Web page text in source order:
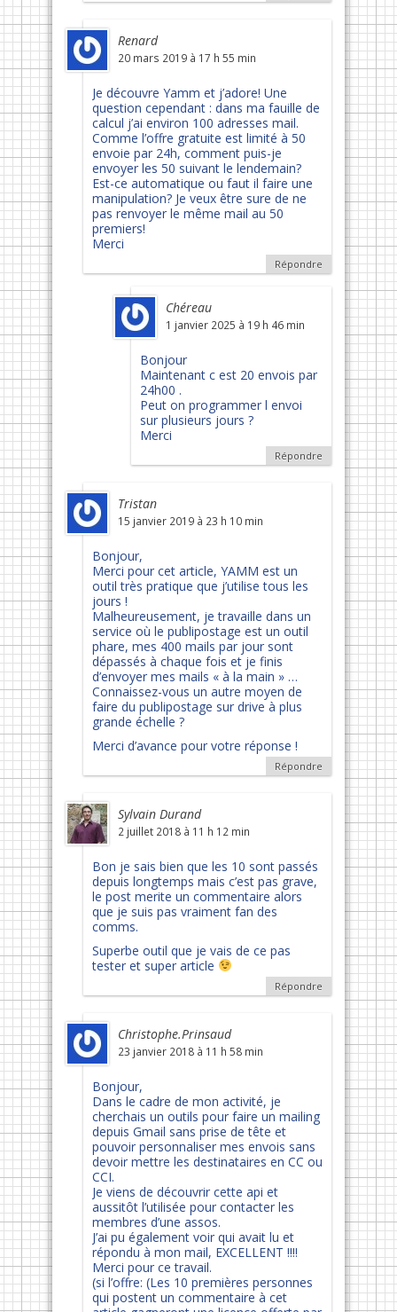
Renard
20 mars 2019 à 17 h 55 min
Je découvre Yamm et j’adore! Une
question cependant : dans ma fauille de
calcul j’ai environ 100 adresses mail.
Comme l’offre gratuite est limité à 50
envoie par 24h, comment puis-je
envoyer les 50 suivant le lendemain?
Est-ce automatique ou faut il faire une
manipulation? Je veux être sure de ne
pas renvoyer le même mail au 50
premiers!
Merci
Répondre
Chéreau
1 janvier 2025 à 19 h 46 min
Bonjour
Maintenant c est 20 envois par
24h00 .
Peut on programmer l envoi
sur plusieurs jours ?
Merci
Répondre
Tristan
15 janvier 2019 à 23 h 10 min
Bonjour,
Merci pour cet article, YAMM est un
outil très pratique que j’utilise tous les
jours !
Malheureusement, je travaille dans un
service où le publipostage est un outil
phare, mes 400 mails par jour sont
dépassés à chaque fois et je finis
d’envoyer mes mails « à la main » …
Connaissez-vous un autre moyen de
faire du publipostage sur drive à plus
grande échelle ?
Merci d’avance pour votre réponse !
Répondre
Sylvain Durand
2 juillet 2018 à 11 h 12 min
Bon je sais bien que les 10 sont passés
depuis longtemps mais c’est pas grave,
le post merite un commentaire alors
que je suis pas vraiment fan des
comms.
Superbe outil que je vais de ce pas
tester et super article
Répondre
Christophe.Prinsaud
23 janvier 2018 à 11 h 58 min
Bonjour,
Dans le cadre de mon activité, je
cherchais un outils pour faire un mailing
depuis Gmail sans prise de tête et
pouvoir personnaliser mes envois sans
devoir mettre les destinataires en CC ou
CCI.
Je viens de découvrir cette api et
aussitôt l’utilisée pour contacter les
membres d’une assos.
J’ai pu également voir qui avait lu et
répondu à mon mail, EXCELLENT !!!!
Merci pour ce travail.
(si l’offre: (Les 10 premières personnes
qui postent un commentaire à cet